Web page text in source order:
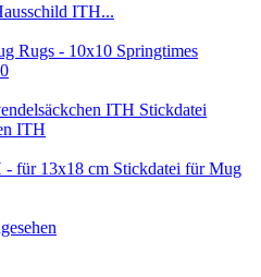
ITH...
Springtimes
Stickdatei
ITH
Stickdatei für Mug